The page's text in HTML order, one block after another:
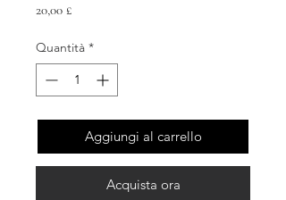
20,00 £Prezzo
Quantità *
Aggiungi al carrello
Acquista ora